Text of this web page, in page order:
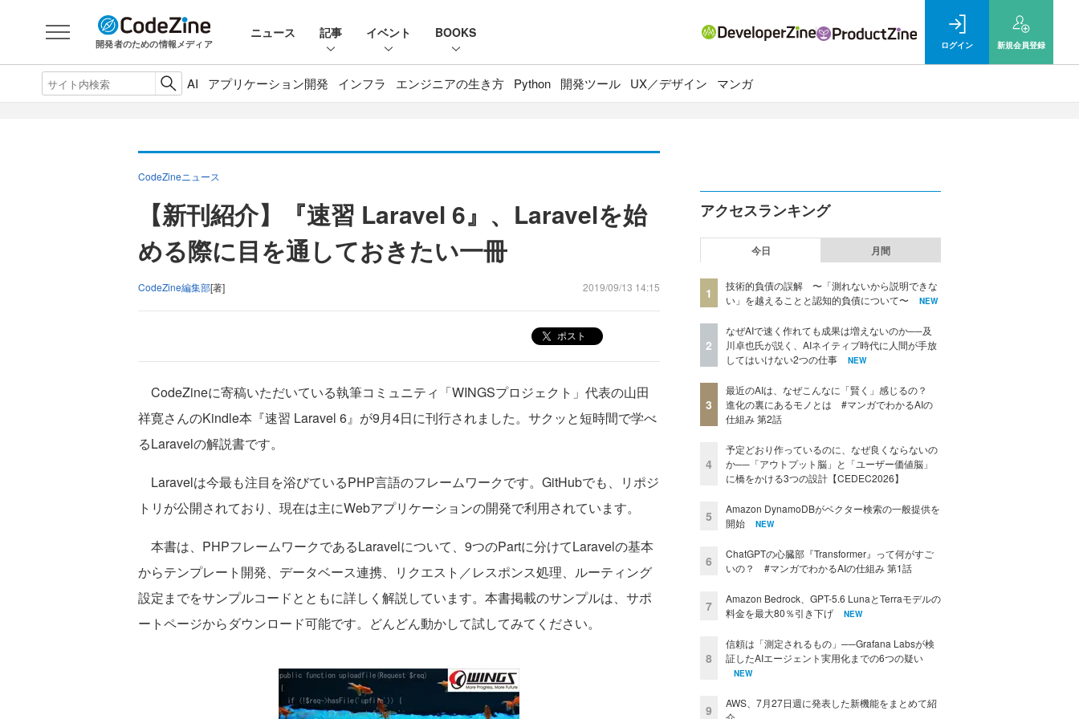
開発者のための情報メディア
ニュース 記事 イベント BOOKS
ログイン 新規会員登録
AI アプリケーション開発 インフラ エンジニアの生き方 Python 開発ツール UX／デザイン マンガ
CodeZineニュース
【新刊紹介】『速習 Laravel 6』、Laravelを始
める際に目を通しておきたい一冊
CodeZine編集部[著] 2019/09/13 14:15
ポスト
CodeZineに寄稿いただいている執筆コミュニティ「WINGSプロジェクト」代表の山田
祥寛さんのKindle本『速習 Laravel 6』が9月4日に刊行されました。サクッと短時間で学べ
るLaravelの解説書です。
Laravelは今最も注目を浴びているPHP言語のフレームワークです。GitHubでも、リポジ
トリが公開されており、現在は主にWebアプリケーションの開発で利用されています。
本書は、PHPフレームワークであるLaravelについて、9つのPartに分けてLaravelの基本
からテンプレート開発、データベース連携、リクエスト／レスポンス処理、ルーティング
設定までをサンプルコードとともに詳しく解説しています。本書掲載のサンプルは、サポ
ートページからダウンロード可能です。どんどん動かして試してみてください。
アクセスランキング
今日 月間
1
技術的負債の誤解 〜「測れないから説明できな
い」を越えることと認知的負債について〜
NEW
2
なぜAIで速く作れても成果は増えないのか──及
川卓也氏が説く、AIネイティブ時代に人間が手放
してはいけない2つの仕事
NEW
3
最近のAIは、なぜこんなに「賢く」感じるの？
進化の裏にあるモノとは #マンガでわかるAIの
仕組み 第2話
4
予定どおり作っているのに、なぜ良くならないの
か──「アウトプット脳」と「ユーザー価値脳」
に橋をかける3つの設計【CEDEC2026】
5
Amazon DynamoDBがベクター検索の一般提供を
開始
NEW
6
ChatGPTの心臓部『Transformer』って何がすご
いの？ #マンガでわかるAIの仕組み 第1話
7
Amazon Bedrock、GPT-5.6 LunaとTerraモデルの
料金を最大80％引き下げ
NEW
8
信頼は「測定されるもの」──Grafana Labsが検
証したAIエージェント実用化までの6つの疑い
NEW
9
AWS、7月27日週に発表した新機能をまとめて紹